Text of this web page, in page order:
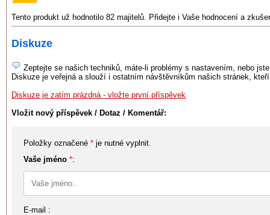
Tento produkt už hodnotilo 82 majitelů. Přidejte i Vaše hodnocení a
Diskuze
Zeptejte se našich techniků, máte-li problémy s nastavením, nebo
Diskuze je veřejná a slouží i ostatním návštěvníkům našich stránek,
Diskuze je zatím prázdná - vložte první příspěvek
Vložit nový příspěvek / Dotaz / Komentář:
Položky označené * je nutné vyplnit.
Vaše jméno *:
E-mail :